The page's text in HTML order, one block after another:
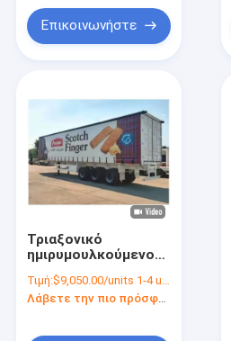
30000 kg, διώροφο
Επικοινωνήστε
Τριαξονικό
ημιρυμουλκούμενο
και λαχανικά, 40/45ft
Τιμή:$9,050.00/units 1-4 units
Λάβετε την πιο πρόσφατη τιμή